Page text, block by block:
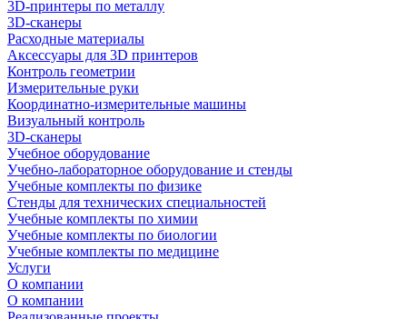
3D-принтеры по металлу
3D-сканеры
Расходные материалы
Аксессуары для 3D принтеров
Контроль геометрии
Измерительные руки
Координатно-измерительные машины
Визуальный контроль
3D-сканеры
Учебное оборудование
Учебно-лабораторное оборудование и стенды
Учебные комплекты по физике
Стенды для технических специальностей
Учебные комплекты по химии
Учебные комплекты по биологии
Учебные комплекты по медицине
Услуги
О компании
О компании